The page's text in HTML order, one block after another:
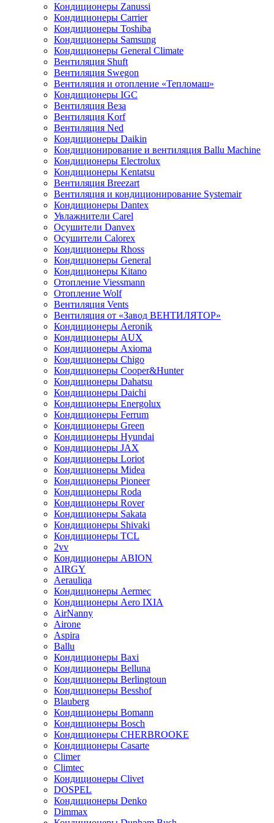
Кондиционеры Zanussi
Кондиционеры Carrier
Кондиционеры Toshiba
Кондиционеры Samsung
Кондиционеры General Climate
Вентиляция Shuft
Вентиляция Swegon
Вентиляция и отопление «Тепломаш»
Кондиционеры IGC
Вентиляция Веза
Вентиляция Korf
Вентиляция Ned
Кондиционеры Daikin
Кондиционирование и вентиляция Ballu Machine
Кондиционеры Electrolux
Кондиционеры Kentatsu
Вентиляция Breezart
Вентиляция и кондиционирование Systemair
Кондиционеры Dantex
Увлажнители Carel
Осушители Danvex
Осушители Calorex
Кондиционеры Rhoss
Кондиционеры General
Кондиционеры Kitano
Отопление Viessmann
Отопление Wolf
Вентиляция Vents
Вентиляция от «Завод ВЕНТИЛЯТОР»
Кондиционеры Aeronik
Кондиционеры AUX
Кондиционеры Axioma
Кондиционеры Chigo
Кондиционеры Cooper&Hunter
Кондиционеры Dahatsu
Кондиционеры Daichi
Кондиционеры Energolux
Кондиционеры Ferrum
Кондиционеры Green
Кондиционеры Hyundai
Кондиционеры JAX
Кондиционеры Loriot
Кондиционеры Midea
Кондиционеры Pioneer
Кондиционеры Roda
Кондиционеры Rover
Кондиционеры Sakata
Кондиционеры Shivaki
Кондиционеры TCL
2vv
Кондиционеры ABION
AIRGY
Aerauliqa
Кондиционеры Aermec
Кондиционеры Aero IXIA
AirNanny
Airone
Aspira
Ballu
Кондиционеры Baxi
Кондиционеры Belluna
Кондиционеры Berlingtoun
Кондиционеры Besshof
Blauberg
Кондиционеры Bomann
Кондиционеры Bosch
Кондиционеры CHERBROOKE
Кондиционеры Casarte
Climer
Climtec
Кондиционеры Clivet
DOSPEL
Кондиционеры Denko
Dimmax